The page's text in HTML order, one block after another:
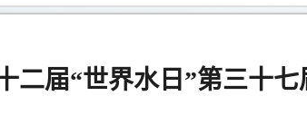
二届“世界水日”第三十七